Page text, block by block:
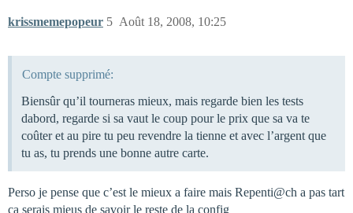
krissmemepopeur Août 18, 2008, 10:25
5
Compte supprimé:
Biensûr qu’il tourneras mieux, mais regarde bien les tests
dabord, regarde si sa vaut le coup pour le prix que sa va te
coûter et au pire tu peu revendre la tienne et avec l’argent que
tu as, tu prends une bonne autre carte.
Perso je pense que c’est le mieux a faire mais Repenti@ch a pas tart
ca serais mieus de savoir le reste de la config